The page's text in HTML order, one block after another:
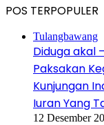
POS TERPOPULER
Tulangbawang
Diduga akal
Paksakan
Kunjungan
Iuran Yang
12 Desember